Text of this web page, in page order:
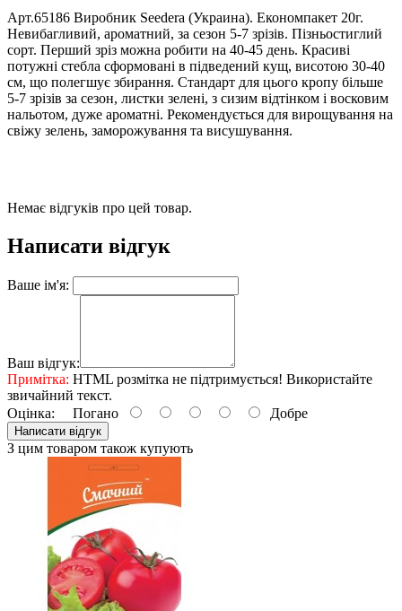
Арт.65186 Виробник Seedera (Украина). Економпакет 20г.
Невибагливий, ароматний, за сезон 5-7 зрізів. Пізньостиглий
сорт. Перший зріз можна робити на 40-45 день. Красиві
потужні стебла сформовані в підведений кущ, висотою 30-40
см, що полегшує збирання. Стандарт для цього кропу більше
5-7 зрізів за сезон, листки зелені, з сизим відтінком і восковим
нальотом, дуже ароматні. Рекомендується для вирощування на
свіжу зелень, заморожування та висушування.
Немає відгуків про цей товар.
Написати відгук
Ваше ім'я:
Ваш відгук:
Примітка: HTML розмітка не підтримується! Використайте
звичайний текст.
Оцінка: Погано Добре
Написати відгук
З цим товаром також купують